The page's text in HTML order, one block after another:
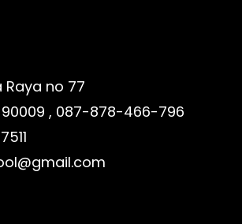
no 77
, 087-878-466-796